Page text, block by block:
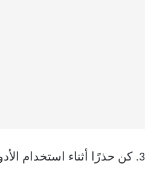
3. كن حذرًا أثناء استخدام